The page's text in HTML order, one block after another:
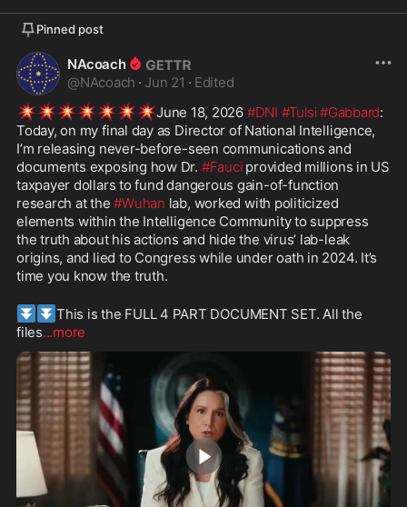
Pinned post
NAcoach
@NAcoach · Jun 21 · Edited
💥💥💥💥💥💥💥June 18, 2026 #DNI #Tulsi#Gabbard:
Today, on my final day as Director of National Intelligence,
I’m releasing never-before-seen communications and
documents exposing how Dr. #Fauci provided millions in US
taxpayer dollars to fund dangerous gain-of-function
research at the #Wuhan lab, worked with politicized
elements within the Intelligence Community to suppress
the truth about his actions and hide the virus’ lab-leak
origins, and lied to Congress while under oath in 2024. It’s
time you know the truth.
⏬ ⏬ This is the FULL 4 PART DOCUMENT SET. All the
files...more